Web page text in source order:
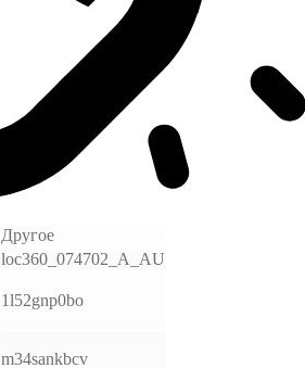
Другое
loc360_074702_A_AU
1l52gnp0bo
m34sankbcv